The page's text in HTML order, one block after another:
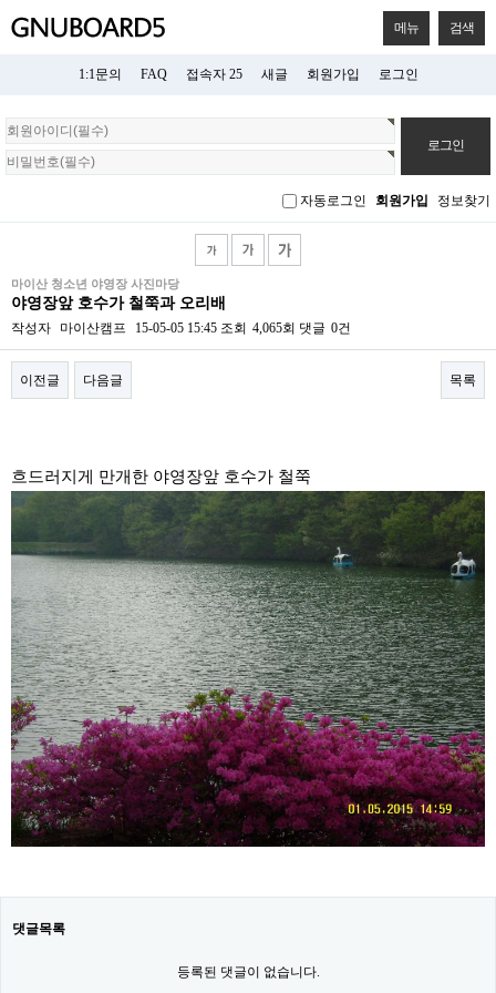
메뉴 검색
1:1문의 FAQ 접속자 25 새글 회원가입 로그인
회
원
로
자동로그인 회원가입 정보찾기
마이산 청소년 야영장 사진마당
야영장앞 호수가 철쭉과 오리배
작성자 마이산캠프 15-05-05 15:45 조회 4,065회 댓글 0건
이전글 다음글 목록
흐드러지게 만개한 야영장앞 호수가 철쭉
댓글목록
등록된 댓글이 없습니다.